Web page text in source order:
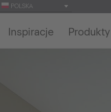
POLSKA
Inspiracje Produkty